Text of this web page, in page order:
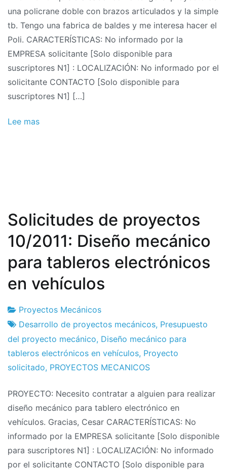
proyectos
10/2011:
Diseño
de
grúa
doble
con
una policrane doble con brazos articulados y la simple
tb. Tengo una fabrica de baldes y me interesa hacer el
Poli. CARACTERÍSTICAS: No informado por la
EMPRESA solicitante [Solo disponible para
suscriptores N1] : LOCALIZACIÓN: No informado por el
solicitante CONTACTO [Solo disponible para
suscriptores N1] […]
Lee mas
Solicitudes de proyectos
10/2011: Diseño mecánico
para tableros electrónicos
en vehículos
Fábrica
de
proyectos
27
de
October
de
Proyectos Mecánicos
Desarrollo de proyectos mecánicos, Presupuesto
del proyecto mecánico, Diseño mecánico para
tableros electrónicos en vehículos, Proyecto
solicitado, PROYECTOS MECANICOS
PROYECTO: Necesito contratar a alguien para realizar
diseño mecánico para tablero electrónico en
vehículos. Gracias, Cesar CARACTERÍSTICAS: No
informado por la EMPRESA solicitante [Solo disponible
para suscriptores N1] : LOCALIZACIÓN: No informado
por el solicitante CONTACTO [Solo disponible para